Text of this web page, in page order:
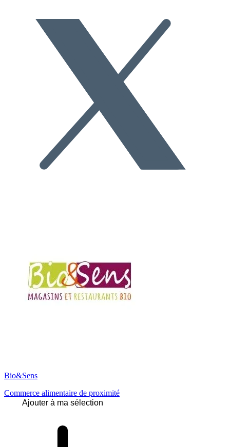
Bio&Sens
Commerce alimentaire de proximité
Ajouter à ma sélection